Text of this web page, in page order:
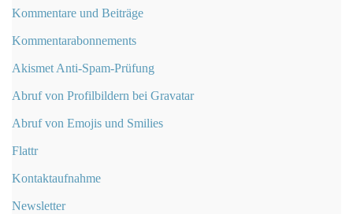
Kommentare und Beiträge
Kommentarabonnements
Akismet Anti-Spam-Prüfung
Abruf von Profilbildern bei Gravatar
Abruf von Emojis und Smilies
Flattr
Kontaktaufnahme
Newsletter